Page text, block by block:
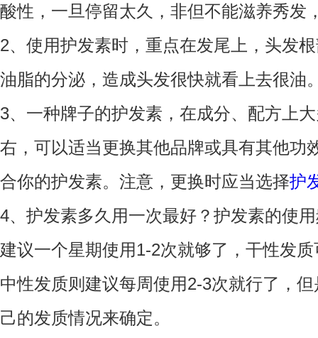
酸性，一旦停留太久，非但不能滋养秀发
2、使用护发素时，重点在发尾上，头发
油脂的分泌，造成头发很快就看上去很油
3、一种牌子的护发素，在成分、配方上
右，可以适当更换其他品牌或具有其他功
合你的护发素。注意，更换时应当选择护
4、护发素多久用一次最好？护发素的使
建议一个星期使用1-2次就够了，干性发
中性发质则建议每周使用2-3次就行了，
己的发质情况来确定。